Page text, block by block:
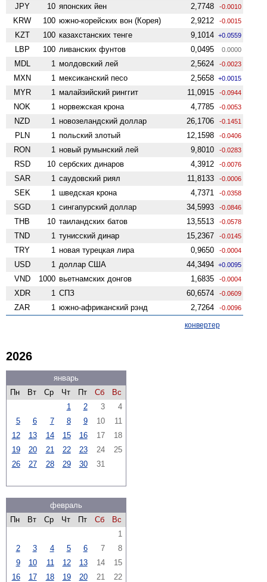
JPY 10 японских йен 2,7748 -0.0010
KRW 100 южно-корейских вон (Корея) 2,9212 -0.0015
KZT 100 казахстанских тенге 9,1014 +0.0559
LBP 100 ливанских фунтов 0,0495 0.0000
MDL 1 молдовский лей 2,5624 -0.0023
MXN 1 мексиканский песо 2,5658 +0.0015
MYR 1 малайзийский ринггит 11,0915 -0.0944
NOK 1 норвежская крона 4,7785 -0.0053
NZD 1 ново­зеландский доллар 26,1706 -0.1451
PLN 1 польский злотый 12,1598 -0.0406
RON 1 новый румынский лей 9,8010 -0.0283
RSD 10 сербских динаров 4,3912 -0.0076
SAR 1 саудовский риял 11,8133 -0.0006
SEK 1 шведская крона 4,7371 -0.0358
SGD 1 сингапурский доллар 34,5993 -0.0846
THB 10 таиландских батов 13,5513 -0.0578
TND 1 тунисский динар 15,2367 -0.0145
TRY 1 новая турецкая лира 0,9650 -0.0004
USD 1 доллар США 44,3494 +0.0095
VND 1000 вьетнамских донгов 1,6835 -0.0004
XDR 1 СПЗ 60,6574 -0.0609
ZAR 1 южно-африканский рэнд 2,7264 -0.0096
конвертер
2026
январь
Пн
Вт Ср Чт Пт Сб
Вс
1
2 3
4
5
6 7 8 9 10
11
12
13 14 15 16 17
18
19
20 21 22 23 24
25
26
27 28 29 30 31
февраль
Пн
Вт Ср Чт Пт Сб
Вс
1
2
3 4 5 6 7
8
9
10 11 12 13 14
15
16
17 18 19 20 21 22